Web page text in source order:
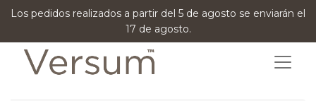
Los pedidos realizados a partir del 5 de agosto se enviarán el
17 de agosto.